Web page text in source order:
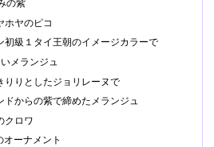
の紫
ホヤのピコ
初級１タイ王朝のイメージカラーで
メランジュ
りりとしたジョリレーヌで
ドからの紫で締めたメランジュ
クロワ
ーナメント